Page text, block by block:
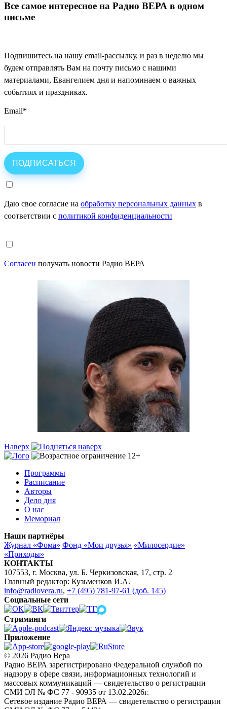
Все самое интересное на Радио ВЕРА в одном
письме
Подпишитесь на нашу email-рассылку, и раз в неделю мы
будем отправлять Вам на почту письмо с нашими
материалами, Евангелием дня и напоминаем о важных
событиях и праздниках.
Email*
Даю свое согласие на обработку персональных данных в
соответствии с политикой конфиденциальности
Согласен получать новости Радио ВЕРА
Наверх
Программы
Расписание
Авторы
Дело дня
О нас
Мемориал
Наши партнёры
Журнал «Фома» Фонд «Мои друзья» «Милосердие»
«Приходы»
КОНТАКТЫ
107553, г. Москва, ул. Б. Черкизовская, 17, стр. 2
Главный редактор: Кузьменков И.А.
info@radiovera.ru, +7 (495) 781-97-61 (доб. 145)
Социальные сети
Стриминги
Приложение
© 2026 Радио Вера
Радио ВЕРА зарегистрировано Федеральной службой по
надзору в сфере связи, информационных технологий и
массовых коммуникаций — свидетельство о регистрации
СМИ ЭЛ № ФС 77 - 90935 от 13.02.2026г.
Сетевое издание Радио ВЕРА — свидетельство о регистрации